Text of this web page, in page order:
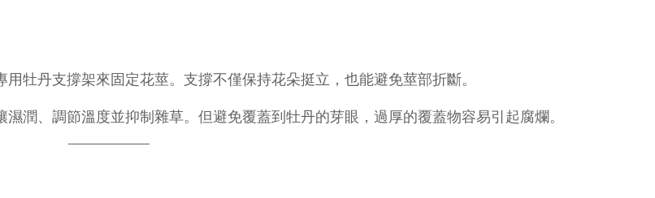
牡丹支撐架來固定花莖。支撐不僅保持花朵挺立，也能避免莖部折斷。
潤、調節溫度並抑制雜草。但避免覆蓋到牡丹的芽眼，過厚的覆蓋物容易引起腐爛。